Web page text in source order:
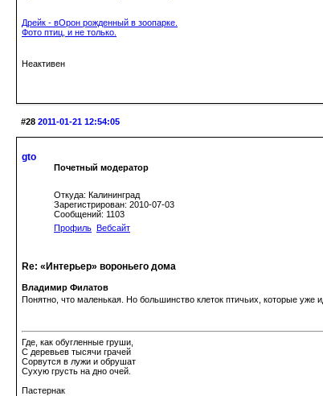
Дрейк - вОрон рожденный в зоопарке.
Фото птиц, и не только.
Неактивен
#28 2011-01-21 12:54:05
gto
Почетный модератор
Откуда: Калининград
Зарегистрирован: 2010-07-03
Сообщений: 1103
Профиль Вебсайт
Re: «Интерьер» вороньего дома
Владимир Филатов
Понятно, что маленькая. Но большинство клеток птичьих, которые
Где, как обугленные груши,
С деревьев тысячи грачей
Сорвутся в лужи и обрушат
Сухую грусть на дно очей.
Пастернак